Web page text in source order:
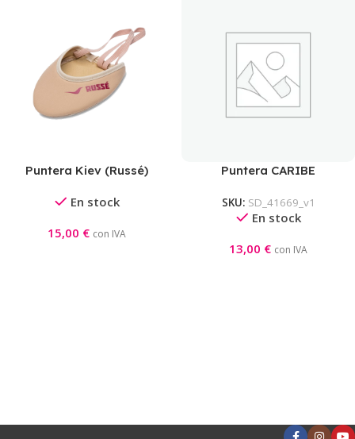
Puntera Kiev (Russé)
En stock
15,00 € con IVA
Puntera CARIBE
SKU: SD_41669_v1
En stock
13,00 € con IVA